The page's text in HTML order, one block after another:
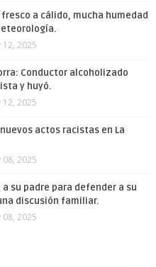
a cálido, mucha humedad
12, 2025
Conductor alcoholizado
y huyó.
12, 2025
actos racistas en La
08, 2025
su padre para defender a su
discusión familiar.
08, 2025